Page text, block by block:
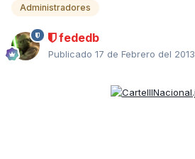
Administradores
fededb
Publicado 17 de Febrero del 2013